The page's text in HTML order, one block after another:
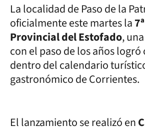
La localidad de Paso de la
oficialmente este martes la
Provincial del Estofado,
con el paso de los años
dentro del calendario
gastronómico de Corrientes.
El lanzamiento se realizó en